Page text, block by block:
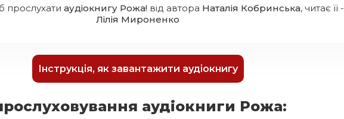
прослухати аудіокнигу Рожа! від автора Наталія Кобринська, читає її -
Лілія Мироненко
Інструкція, як завантажити аудіокнигу
аудіокниги Рожа: